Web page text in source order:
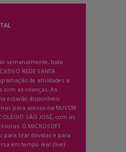
semanalmente, toda
REDE SANTA
de atividades a
com as crianças. As
estarão disponíveis
para acesso na NUVEM
SÃO JOSÉ, com as
O MICROSOFT
para tirar dúvidas e para
em tempo real (live)